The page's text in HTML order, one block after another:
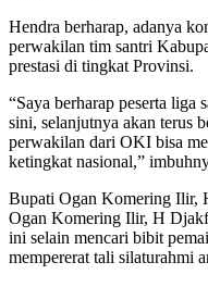
Hendra berharap, adanya
perwakilan tim santri
prestasi di tingkat Provinsi.
“Saya berharap peserta
sini, selanjutnya akan terus
perwakilan dari OKI bisa
ketingkat nasional,”
Bupati Ogan Komering Ilir,
Ogan Komering Ilir, H
ini selain mencari bibit
mempererat tali silaturahmi